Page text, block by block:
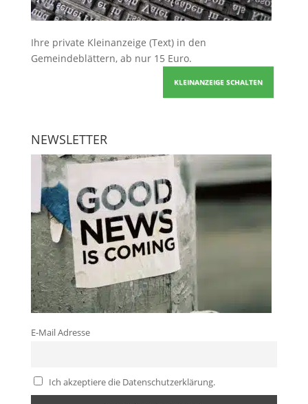
Ihre private Kleinanzeige (Text) in den
Gemeindeblättern, ab nur 15 Euro.
KLEINANZEIGE SCHALTEN
NEWSLETTER
E-Mail Adresse
Ich akzeptiere die Datenschutzerklärung.